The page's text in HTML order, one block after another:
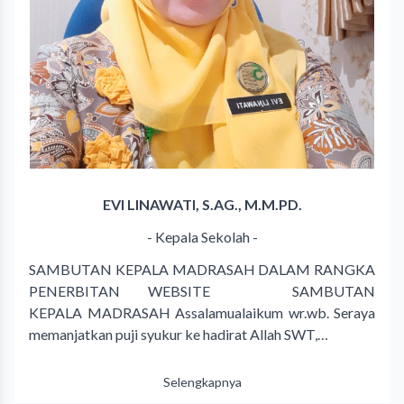
EVI LINAWATI, S.AG., M.M.PD.
- Kepala Sekolah -
SAMBUTAN KEPALA MADRASAH DALAM RANGKA
PENERBITAN WEBSITE SAMBUTAN
KEPALA MADRASAH Assalamualaikum wr.wb. Seraya
memanjatkan puji syukur ke hadirat Allah SWT,…
Selengkapnya